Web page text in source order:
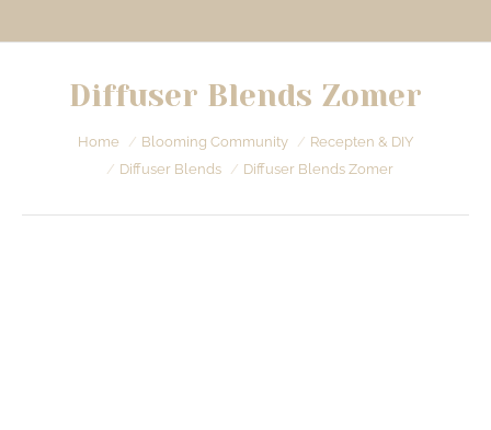
Diffuser Blends Zomer
Je bent hier:
Home Blooming Community
Recepten & DIY
Diffuser Blends
Diffuser Blends Zomer